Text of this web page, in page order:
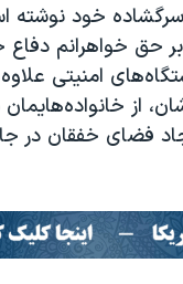
سرگشاده خود نوشته
حق خواهرانم دفاع
امنیتی علاوه
از خانواده‌هایمان
فضای خفقان در